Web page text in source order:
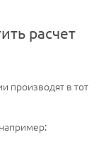
расчет
производят в тот